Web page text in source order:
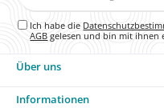
Ich habe die
AGB gelesen und bin mit ihnen
Über uns
Informationen